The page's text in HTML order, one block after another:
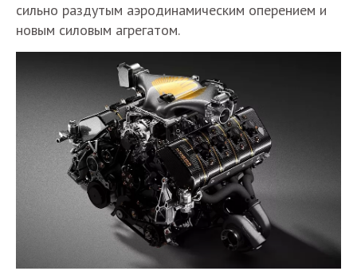
сильно раздутым аэродинамическим оперением и
новым силовым агрегатом.